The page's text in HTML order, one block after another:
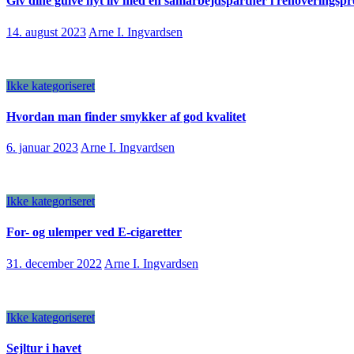
14. august 2023 Arne I. Ingvardsen
Ikke kategoriseret
Hvordan man finder smykker af god kvalitet
6. januar 2023 Arne I. Ingvardsen
Ikke kategoriseret
For- og ulemper ved E-cigaretter
31. december 2022 Arne I. Ingvardsen
Ikke kategoriseret
Sejltur i havet